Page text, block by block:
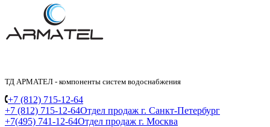
ТД АРМАТЕЛ - компоненты систем водоснабжения
+7 (812) 715-12-64
+7 (812) 715-12-64Отдел продаж г. Санкт-Петербург
+7(495) 741-12-64Отдел продаж г. Москва